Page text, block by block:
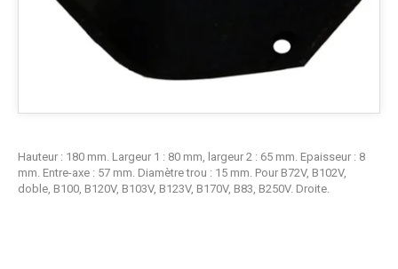
Hauteur : 180 mm. Largeur 1 : 80 mm, largeur 2 : 65 mm. Epaisseur : 8
mm. Entre-axe : 57 mm. Diamètre trou : 15 mm. Pour B72V, B102V,
doble, B100, B120V, B103V, B123V, B170V, B83, B250V. Droite.